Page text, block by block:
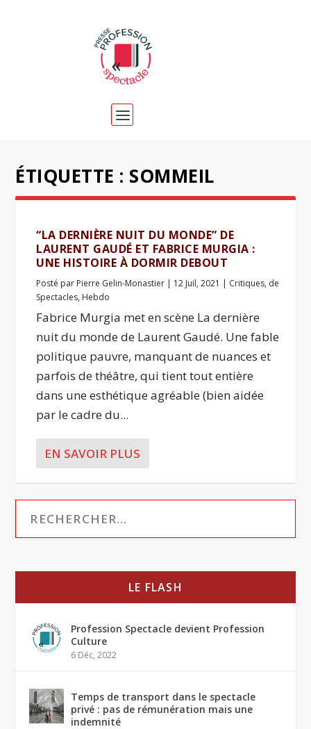
ÉTIQUETTE : SOMMEIL
“LA DERNIÈRE NUIT DU MONDE” DE
LAURENT GAUDÉ ET FABRICE MURGIA :
UNE HISTOIRE À DORMIR DEBOUT
Posté par Pierre Gelin-Monastier | 12 Juil, 2021 | Critiques, de
Spectacles, Hebdo
Fabrice Murgia met en scène La dernière
nuit du monde de Laurent Gaudé. Une fable
politique pauvre, manquant de nuances et
parfois de théâtre, qui tient tout entière
dans une esthétique agréable (bien aidée
par le cadre du...
EN SAVOIR PLUS
LE FLASH
Profession Spectacle devient Profession
Culture
6 Déc, 2022
Temps de transport dans le spectacle
privé : pas de rémunération mais une
indemnité